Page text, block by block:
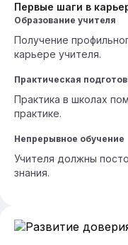
Первые шаги в
Образование учителя
Получение
карьере учителя.
Практическая
Практика в школах
практике.
Непрерывное обучение
Учителя должны
знания.